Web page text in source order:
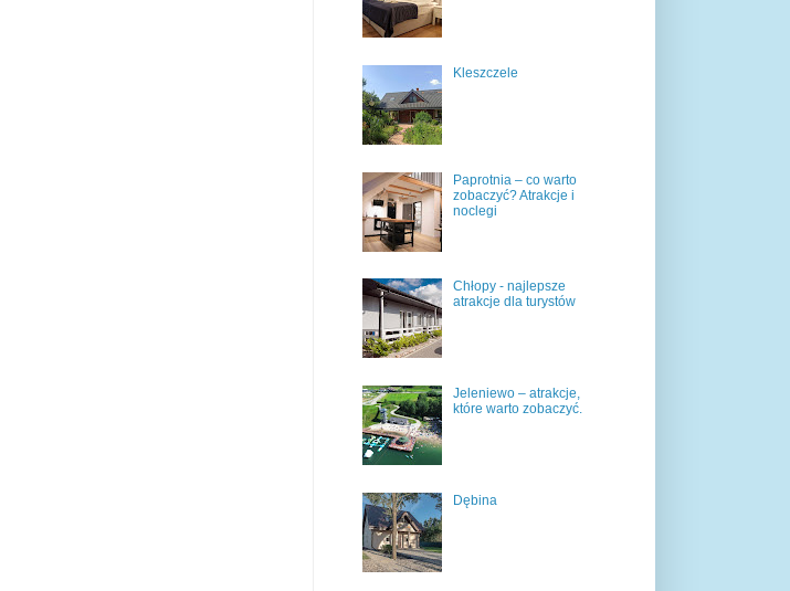
Kleszczele
Paprotnia – co warto
zobaczyć? Atrakcje i
noclegi
Chłopy - najlepsze
atrakcje dla turystów
Jeleniewo – atrakcje,
które warto zobaczyć.
Dębina